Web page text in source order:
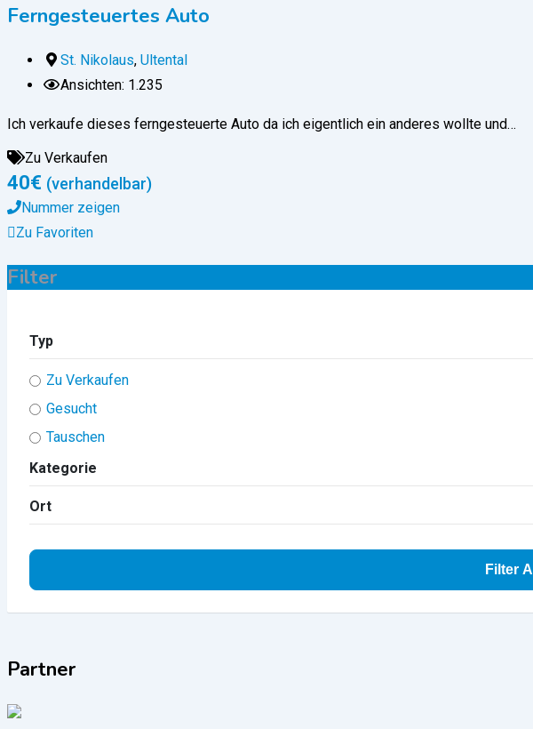
Ferngesteuertes Auto
St. Nikolaus, Ultental
Ansichten: 1.235
Ich verkaufe dieses ferngesteuerte Auto da ich eigentlich ein anderes wollte und…
Zu Verkaufen
40€ (verhandelbar)
Nummer zeigen
Zu Favoriten
Filter
Typ
Zu Verkaufen
Gesucht
Tauschen
Kategorie
Ort
Filter
Partner